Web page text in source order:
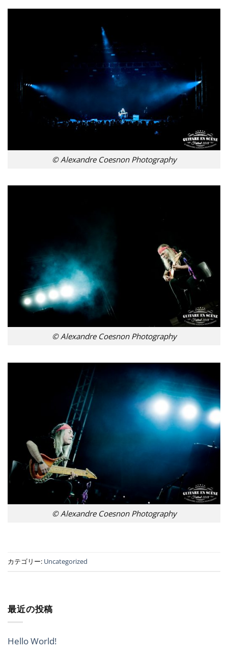
© Alexandre Coesnon Photography
© Alexandre Coesnon Photography
© Alexandre Coesnon Photography
カテゴリー: Uncategorized
最近の投稿
Hello World!